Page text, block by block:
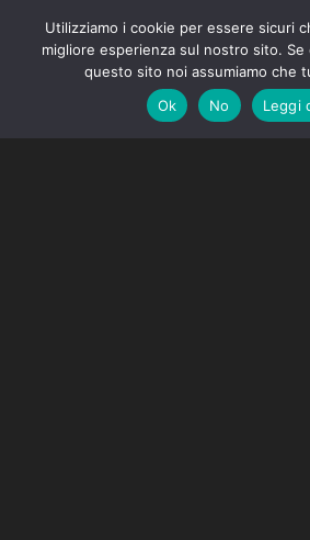
Utilizziamo i cookie per essere sicuri
migliore esperienza sul nostro sito.
questo sito noi assumiamo che
Ok
No Leggi